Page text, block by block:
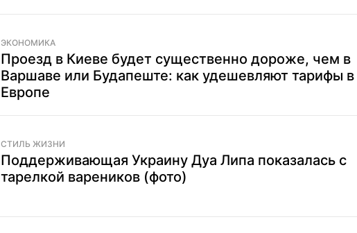
ЭКОНОМИКА
Проезд в Киеве будет существенно дороже, чем в
Варшаве или Будапеште: как удешевляют тарифы в
Европе
СТИЛЬ ЖИЗНИ
Поддерживающая Украину Дуа Липа показалась с
тарелкой вареников (фото)